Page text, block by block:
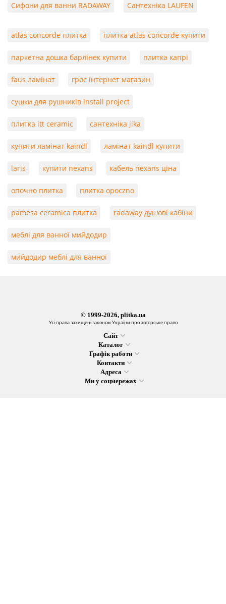
Сифони для ванни RADAWAY Сантехніка LAUFEN
atlas concorde плитка плитка atlas concorde купити
паркетна дошка барлінек купити плитка капрі
faus ламінат гроє інтернет магазин
сушки для рушників install project
плитка itt ceramic сантехніка jika
купити ламінат kaindl ламінат kaindl купити
laris купити nexans кабель nexans ціна
опочно плитка плитка opoczno
pamesa ceramica плитка radaway душові кабіни
меблі для ванної мийдодир
мийдодир меблі для ванної
© 1999-2026, plitka.ua
Усі права захищені законом України про авторське право
Сайт
Каталог
Графік работи
Контакти
Адреса
Ми у соцмережах